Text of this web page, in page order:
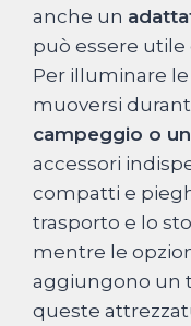
anche un
può essere utile
Per illuminare
muoversi
campeggio o
accessori
compatti e
trasporto e lo
mentre le
aggiungono un
queste